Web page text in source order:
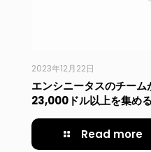
2023年12月22日
エンシニータスのチー
23,000ドル以上を集める
Read more